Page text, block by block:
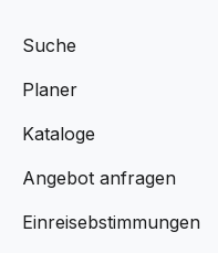
Suche
Planer
Kataloge
Angebot anfragen
Einreisebstimmungen